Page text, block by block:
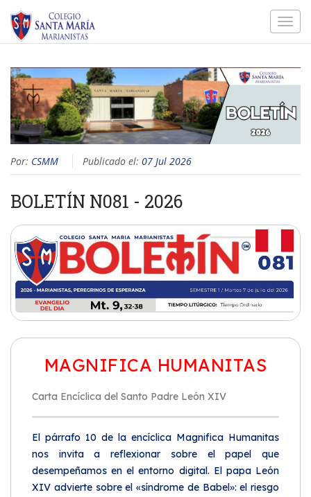
Por: CSMM Publicado el: 07 Jul 2026
BOLETÍN N081 - 2026
MAGNIFICA HUMANITAS
Carta Encíclica del Santo Padre León XIV
El párrafo 10 de la encíclica Magnifica Humanitas
nos invita a reflexionar sobre el papel que
desempeñamos en el entorno digital. El papa León
XIV advierte sobre el «síndrome de Babel»: el riesgo